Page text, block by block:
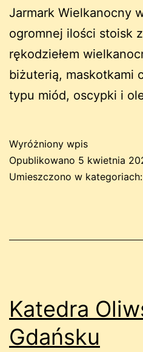
Jarmark Wielkanocny
ogromnej ilości stoisk
rękodziełem
biżuterią, maskotkami
typu miód, oscypki i
Wyróżniony wpis
Opublikowano 5 kwietnia
Umieszczono w kategoriach:
Katedra
Gdańsku